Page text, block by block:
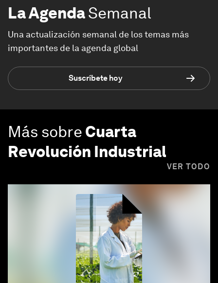
La AgendaSemanal
Una actualización semanal de los temas más
importantes de la agenda global
Suscríbete hoy
Más sobre Cuarta
Revolución Industrial
VER TODO